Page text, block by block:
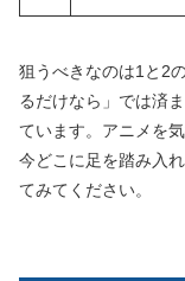
狙うべきなのは1と2
るだけなら」では済
ています。アニメを
今どこに足を踏み入
てみてください。